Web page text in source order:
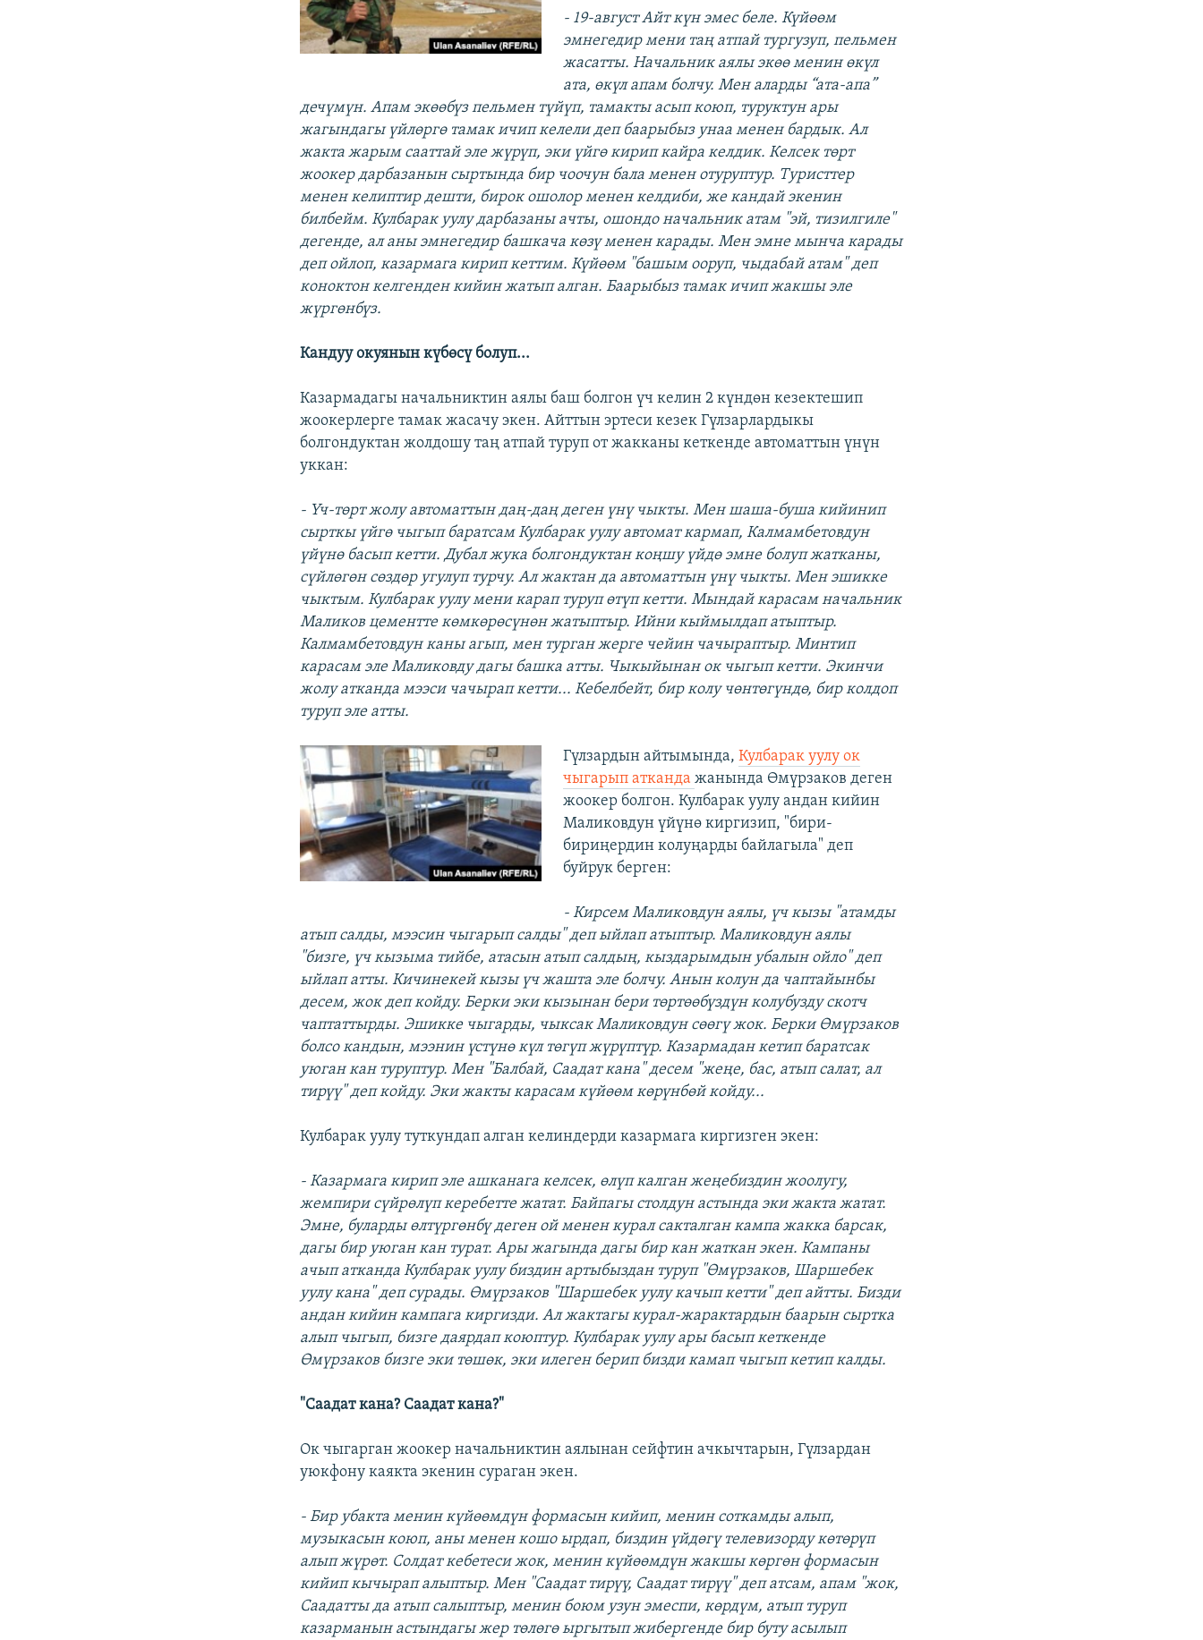
- 19-август Айт күн эмес беле. Күйөөм
эмнегедир мени таң атпай тургузуп, пельмен
жасатты. Начальник аялы экөө менин өкүл
ата, өкүл апам болчу. Мен аларды “ата-апа”
дечүмүн. Апам экөөбүз пельмен түйүп, тамакты асып коюп, туруктун ары
жагындагы үйлөргө тамак ичип келели деп баарыбыз унаа менен бардык. Ал
жакта жарым сааттай эле жүрүп, эки үйгө кирип кайра келдик. Келсек төрт
жоокер дарбазанын сыртында бир чоочун бала менен отуруптур. Туристтер
менен келиптир дешти, бирок ошолор менен келдиби, же кандай экенин
билбейм. Кулбарак уулу дарбазаны ачты, ошондо начальник атам "эй, тизилгиле"
дегенде, ал аны эмнегедир башкача көзү менен карады. Мен эмне мынча карады
деп ойлоп, казармага кирип кеттим. Күйөөм "башым ооруп, чыдабай атам" деп
коноктон келгенден кийин жатып алган. Баарыбыз тамак ичип жакшы эле
жүргөнбүз.
Кандуу окуянын күбөсү болуп...
Казармадагы начальниктин аялы баш болгон үч келин 2 күндөн кезектешип
жоокерлерге тамак жасачу экен. Айттын эртеси кезек Гүлзарлардыкы
болгондуктан жолдошу таң атпай туруп от жакканы кеткенде автоматтын үнүн
уккан:
- Үч-төрт жолу автоматтын даң-даң деген үнү чыкты. Мен шаша-буша кийинип
сырткы үйгө чыгып баратсам Кулбарак уулу автомат кармап, Калмамбетовдун
үйүнө басып кетти. Дубал жука болгондуктан коңшу үйдө эмне болуп жатканы,
сүйлөгөн сөздөр угулуп турчу. Ал жактан да автоматтын үнү чыкты. Мен эшикке
чыктым. Кулбарак уулу мени карап туруп өтүп кетти. Мындай карасам начальник
Маликов цементте көмкөрөсүнөн жатыптыр. Ийни кыймылдап атыптыр.
Калмамбетовдун каны агып, мен турган жерге чейин чачыраптыр. Минтип
карасам эле Маликовду дагы башка атты. Чыкыйынан ок чыгып кетти. Экинчи
жолу атканда мээси чачырап кетти... Кебелбейт, бир колу чөнтөгүндө, бир колдоп
туруп эле атты.
Гүлзардын айтымында, Кулбарак уулу ок
чыгарып атканда жанында Өмүрзаков деген
жоокер болгон. Кулбарак уулу андан кийин
Маликовдун үйүнө киргизип, "бири-
бириңердин колуңарды байлагыла" деп
буйрук берген:
- Кирсем Маликовдун аялы, үч кызы "атамды
атып салды, мээсин чыгарып салды" деп ыйлап атыптыр. Маликовдун аялы
"бизге, үч кызыма тийбе, атасын атып салдың, кыздарымдын убалын ойло" деп
ыйлап атты. Кичинекей кызы үч жашта эле болчу. Анын колун да чаптайынбы
десем, жок деп койду. Берки эки кызынан бери төртөөбүздүн колубузду скотч
чаптаттырды. Эшикке чыгарды, чыксак Маликовдун сөөгү жок. Берки Өмүрзаков
болсо кандын, мээнин үстүнө күл төгүп жүрүптүр. Казармадан кетип баратсак
уюган кан туруптур. Мен "Балбай, Саадат кана" десем "жеңе, бас, атып салат, ал
тирүү" деп койду. Эки жакты карасам күйөөм көрүнбөй койду...
Кулбарак уулу туткундап алган келиндерди казармага киргизген экен:
- Казармага кирип эле ашканага келсек, өлүп калган жеңебиздин жоолугу,
жемпири сүйрөлүп керебетте жатат. Байпагы столдун астында эки жакта жатат.
Эмне, буларды өлтүргөнбү деген ой менен курал сакталган кампа жакка барсак,
дагы бир уюган кан турат. Ары жагында дагы бир кан жаткан экен. Кампаны
ачып атканда Кулбарак уулу биздин артыбыздан туруп "Өмүрзаков, Шаршебек
уулу кана" деп сурады. Өмүрзаков "Шаршебек уулу качып кетти" деп айтты. Бизди
андан кийин кампага киргизди. Ал жактагы курал-жарактардын баарын сыртка
алып чыгып, бизге даярдап коюптур. Кулбарак уулу ары басып кеткенде
Өмүрзаков бизге эки төшөк, эки илеген берип бизди камап чыгып кетип калды.
"Саадат кана? Саадат кана?"
Ок чыгарган жоокер начальниктин аялынан сейфтин ачкычтарын, Гүлзардан
уюкфону каякта экенин сураган экен.
- Бир убакта менин күйөөмдүн формасын кийип, менин соткамды алып,
музыкасын коюп, аны менен кошо ырдап, биздин үйдөгү телевизорду көтөрүп
алып жүрөт. Солдат кебетеси жок, менин күйөөмдүн жакшы көргөн формасын
кийип кычырап алыптыр. Мен "Саадат тирүү, Саадат тирүү" деп атсам, апам "жок,
Саадатты да атып салыптыр, менин боюм узун эмеспи, көрдүм, атып туруп
казарманын астындагы жер төлөгө ыргытып жибергенде бир буту асылып